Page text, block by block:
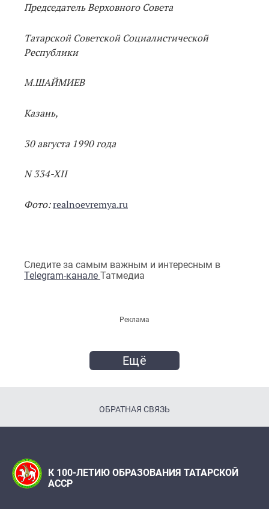
Председатель Верховного Совета
Татарской Советской Социалистической
Республики
М.ШАЙМИЕВ
Казань,
30 августа 1990 года
N 334-XII
Фото:realnoevremya.ru
Следите за самым важным и интересным в
Telegram-канале Татмедиа
Реклама
Ещё
ОБРАТНАЯ СВЯЗЬ
К 100-ЛЕТИЮ ОБРАЗОВАНИЯ ТАТАРСКОЙ
АССР